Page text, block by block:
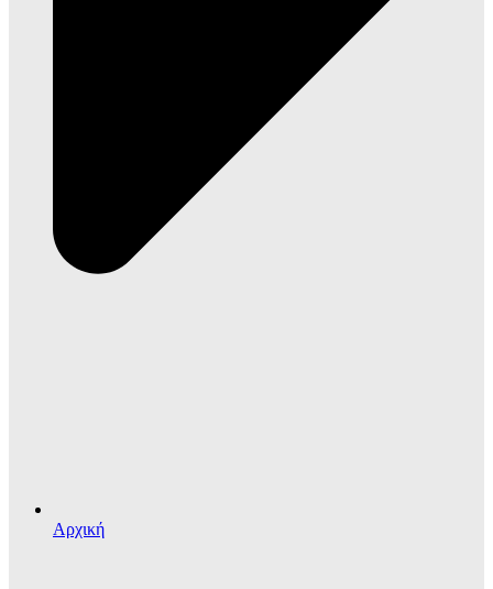
Αρχική